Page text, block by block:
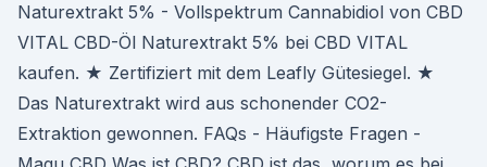
Naturextrakt 5% - Vollspektrum Cannabidiol von CBD
VITAL CBD-Öl Naturextrakt 5% bei CBD VITAL
kaufen. ★ Zertifiziert mit dem Leafly Gütesiegel. ★
Das Naturextrakt wird aus schonender CO2-
Extraktion gewonnen. FAQs - Häufigste Fragen -